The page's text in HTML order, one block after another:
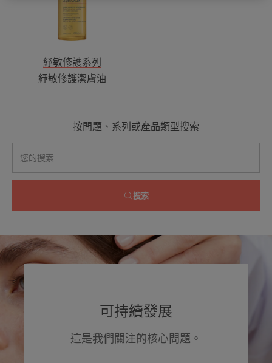
膚
油
紓敏修護系列
紓敏修護潔膚油
按問題、系列或產品類型搜索
搜索
可持續發展
這是我們關注的核心問題。